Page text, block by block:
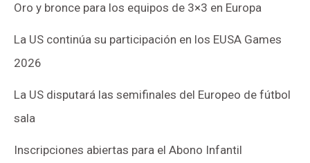
Oro y bronce para los equipos de 3×3 en Europa
La US continúa su participación en los EUSA Games
2026
La US disputará las semifinales del Europeo de fútbol
sala
Inscripciones abiertas para el Abono Infantil